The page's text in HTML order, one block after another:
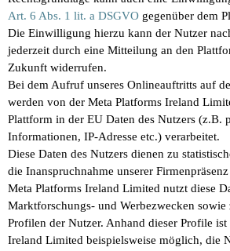
Art. 6 Abs. 1 lit. a DSGVO gegenüber dem
Die Einwilligung hierzu kann der Nutzer
jederzeit durch eine Mitteilung an den
Zukunft widerrufen.
Bei dem Aufruf unseres Onlineauftritts auf
werden von der Meta Platforms Ireland
Plattform in der EU Daten des Nutzers (z.B.
Informationen, IP-Adresse etc.) verarbeitet.
Diese Daten des Nutzers dienen zu
die Inanspruchnahme unserer
Meta Platforms Ireland Limited nutzt diese
Marktforschungs- und Werbezwecken
Profilen der Nutzer. Anhand dieser Profile ist
Ireland Limited beispielsweise möglich, die